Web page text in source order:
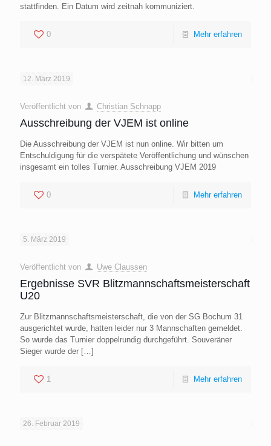
stattfinden. Ein Datum wird zeitnah kommuniziert.
0 Mehr erfahren
12. März 2019
Veröffentlicht von Christian Schnapp
Ausschreibung der VJEM ist online
Die Ausschreibung der VJEM ist nun online. Wir bitten um
Entschuldigung für die verspätete Veröffentlichung und wünschen
insgesamt ein tolles Turnier. Ausschreibung VJEM 2019
0 Mehr erfahren
5. März 2019
Veröffentlicht von Uwe Claussen
Ergebnisse SVR Blitzmannschaftsmeisterschaft
U20
Zur Blitzmannschaftsmeisterschaft, die von der SG Bochum 31
ausgerichtet wurde, hatten leider nur 3 Mannschaften gemeldet.
So wurde das Turnier doppelrundig durchgeführt. Souveräner
Sieger wurde der […]
1 Mehr erfahren
26. Februar 2019